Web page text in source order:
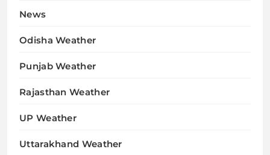
News
Odisha Weather
Punjab Weather
Rajasthan Weather
UP Weather
Uttarakhand Weather